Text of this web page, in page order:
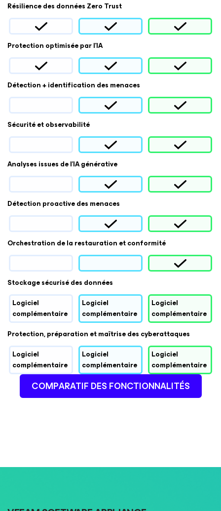
Résilience des données Zero Trust
Protection optimisée par l’IA
Détection + identification des menaces
Sécurité et observabilité
Analyses issues de l’IA générative
Détection proactive des menaces
Orchestration de la restauration et conformité
Stockage sécurisé des données
Logiciel
complémentaire
Logiciel
complémentaire
Logiciel
complémentaire
Protection, préparation et maîtrise des cyberattaques
Logiciel
complémentaire
Logiciel
complémentaire
Logiciel
complémentaire
COMPARATIF DES FONCTIONNALITÉS